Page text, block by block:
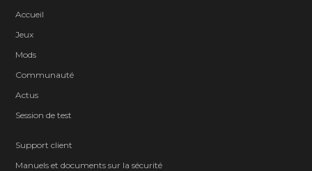
Accueil
Jeux
Mods
Communauté
Actus
Session de test
Support client
Manuels et documents sur la sécurité